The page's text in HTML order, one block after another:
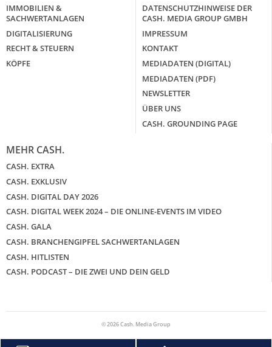
IMMOBILIEN &
SACHWERTANLAGEN
DIGITALISIERUNG
RECHT & STEUERN
KÖPFE
DATENSCHUTZHINWEISE DER
CASH. MEDIA GROUP GMBH
IMPRESSUM
KONTAKT
MEDIADATEN (DIGITAL)
MEDIADATEN (PDF)
NEWSLETTER
ÜBER UNS
CASH. GROUNDING PAGE
MEHR CASH.
CASH. EXTRA
CASH. EXKLUSIV
CASH. DIGITAL DAY 2026
CASH. DIGITAL WEEK 2024 – DIE ONLINE-EVENTS IM VIDEO
CASH. GALA
CASH. BRANCHENGIPFEL SACHWERTANLAGEN
CASH. HITLISTEN
CASH. PODCAST – DIE ZWEI UND DEIN GELD
© 2026 Cash. Media Group